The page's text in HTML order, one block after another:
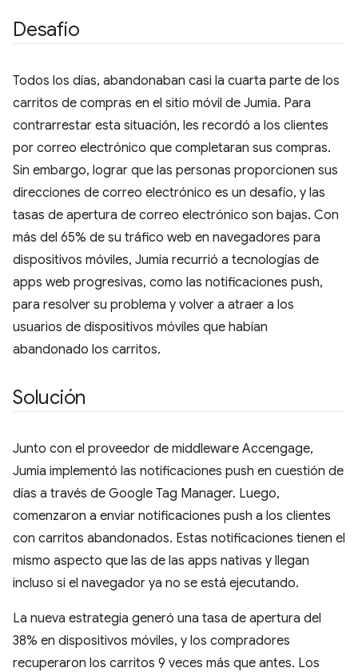
Desafío
Todos los días, abandonaban casi la cuarta parte de los
carritos de compras en el sitio móvil de Jumia. Para
contrarrestar esta situación, les recordó a los clientes
por correo electrónico que completaran sus compras.
Sin embargo, lograr que las personas proporcionen sus
direcciones de correo electrónico es un desafío, y las
tasas de apertura de correo electrónico son bajas. Con
más del 65% de su tráfico web en navegadores para
dispositivos móviles, Jumia recurrió a tecnologías de
apps web progresivas, como las notificaciones push,
para resolver su problema y volver a atraer a los
usuarios de dispositivos móviles que habían
abandonado los carritos.
Solución
Junto con el proveedor de middleware Accengage,
Jumia implementó las notificaciones push en cuestión de
días a través de Google Tag Manager. Luego,
comenzaron a enviar notificaciones push a los clientes
con carritos abandonados. Estas notificaciones tienen el
mismo aspecto que las de las apps nativas y llegan
incluso si el navegador ya no se está ejecutando.
La nueva estrategia generó una tasa de apertura del
38% en dispositivos móviles, y los compradores
recuperaron los carritos 9 veces más que antes. Los